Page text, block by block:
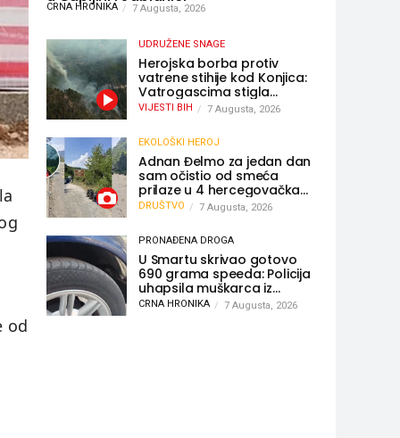
od
CRNA HRONIKA 7 Augusta, 2026
UDRUŽENE SNAGE
Herojska borba protiv
vatrene stihije kod Konjica:
Vatrogascima stigla
pomoć iz Sarajeva,
helikopteri i Air Tractori
udružili snage
VIJESTI BIH 7 Augusta, 2026
EKOLOŠKI HEROJ
Adnan Đelmo za jedan dan
sam očistio od smeća
prilaze u 4 hercegovačka
grada: “Danas nisam čistio
samo smeće, čistio sam
sliku o nama”
DRUŠTVO 7 Augusta, 2026
PRONAĐENA DROGA
U Smartu skrivao gotovo
690 grama speeda: Policija
uhapsila muškarca iz
Hercegovine
CRNA HRONIKA 7 Augusta, 2026